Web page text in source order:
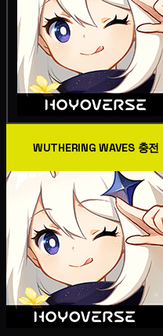
WUTHERING WAVES 충전